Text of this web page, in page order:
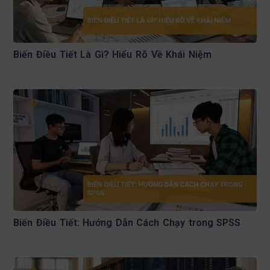
Biến Điều Tiết Là Gì? Hiểu Rõ Về Khái Niệm
Biến Điều Tiết: Hướng Dẫn Cách Chạy trong SPSS